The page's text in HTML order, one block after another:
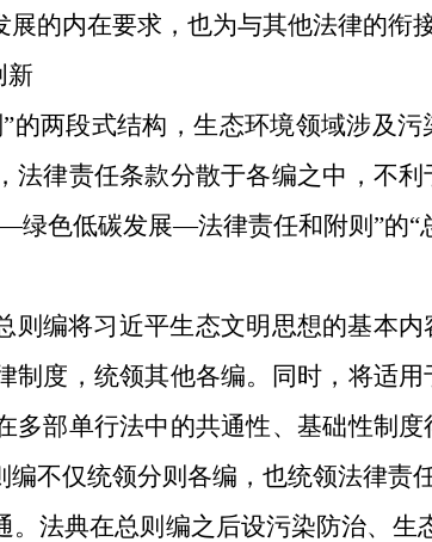
的内在要求，也为与其他法律的衔
新
的两段式结构，生态环境领域涉及
法律责任条款分散于各编之中，不
色低碳发展—法律责任和附则”的“
则编将习近平生态文明思想的基本
制度，统领其他各编。同时，将适
多部单行法中的共通性、基础性制
不仅统领分则各编，也统领法律责
法典在总则编之后设污染防治、生